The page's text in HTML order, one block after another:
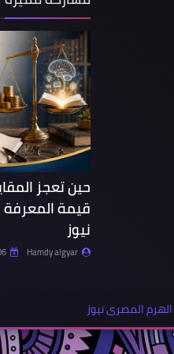
حين تعجز
قيمة
نيوز
Hamdy algyar
06
الهرم المصرى نيوز